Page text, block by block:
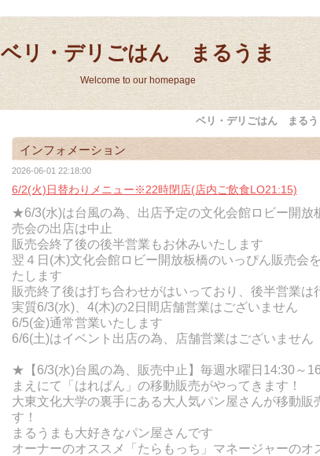
ベリ・デリごはん まるうま
Welcome to our homepage
ベリ・デリごはん まるう
インフォメーション
2026-06-01 22:18:00
6/2(火)日替わりメニュー※22時閉店(店内ご飲食LO21:15)
★6/3(水)は台風の為、出店予定の文化会館ロビー開放
売会の出店は中止
販売会終了後の後半営業もお休みいたします
翌４日(木)文化会館ロビー開放板橋のいっぴん販売会
たします
販売終了後は打ち合わせがはいっており、後半営業は
実質6/3(水)、4(木)の2日間店舗営業はございません
6/5(金)通常営業いたします
6/6(土)はイベント出店の為、店舗営業はございません
★【6/3(水)台風の為、販売中止】毎週水曜日14:30～
まえにて「はれぱん」の移動販売がやってきます！
大東文化大学の裏手にある大人気パン屋さんが移動販
す！
まるうまも大好きなパン屋さんです
オーナーのオススメ「たらもっち」マネージャーのオ